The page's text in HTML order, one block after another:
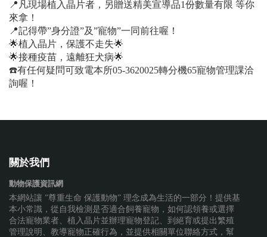
📍凡現場植入晶片者，另贈送精美宣導品1份數量有限 等你
來拿！
📍記得帶”身分證”及”寵物”一同前往喔！
🌟植入晶片，保護不走失🌟
🌟接種疫苗，遠離狂犬病🌟
☎️有任何疑問可致電本所05-3620025轉分機65寵物管理課洽
詢喔！
關於我們
動物保護資訊網
本網站讓 ”尊重生命 保護動物” 理念成為生活的一部分！提供基
本小常識，從自我檢測是否適合飼養寵物，如何認領養或選擇
合法寵物業者、植入晶片並辦理寵物登記、到絕育或提出繁殖
管理說明、教導寵物正確行為，並提供相關單位聯絡方式，幫